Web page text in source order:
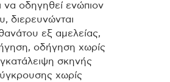
να οδηγηθεί ενώπιον
διερευνώνται
εξ αμελείας,
οδήγηση χωρίς
σκηνής
χωρίς